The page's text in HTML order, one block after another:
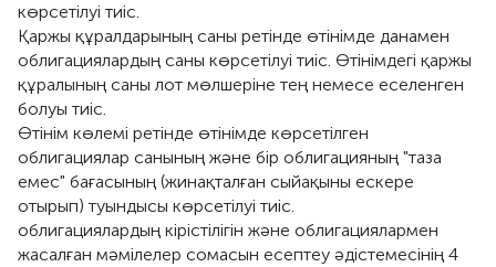
көрсетілуі тиіс.
Қаржы құралдарының саны ретінде өтінімде данамен
облигациялардың саны көрсетілуі тиіс. Өтінімдегі қаржы
құралының саны лот мөлшеріне тең немесе еселенген
болуы тиіс.
Өтінім көлемі ретінде өтінімде көрсетілген
облигациялар санының және бір облигацияның "таза
емес" бағасының (жинақталған сыйақыны ескере
отырып) туындысы көрсетілуі тиіс.
облигациялардың кірістілігін және облигациялармен
жасалған мәмілелер сомасын есептеу әдістемесінің 4